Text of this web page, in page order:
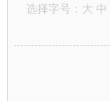
选择字号： 大 中